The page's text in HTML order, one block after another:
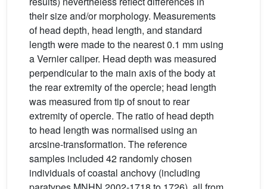
their size and/or morphology. Measurements
of head depth, head length, and standard
length were made to the nearest 0.1 mm using
a Vernier caliper. Head depth was measured
perpendicular to the main axis of the body at
the rear extremity of the opercle; head length
was measured from tip of snout to rear
extremity of opercle. The ratio of head depth
to head length was normalised using an
arcsine-transformation. The reference
samples included 42 randomly chosen
individuals of coastal anchovy (including